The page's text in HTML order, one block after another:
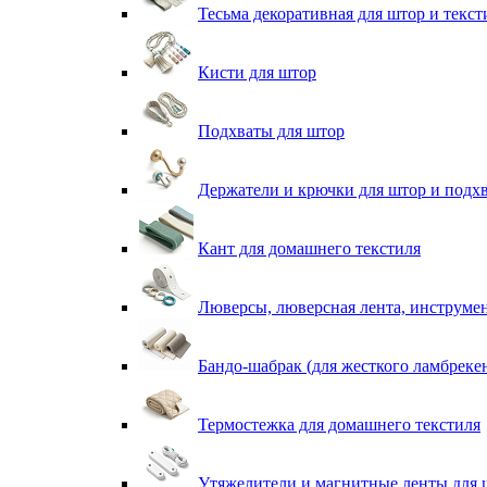
Тесьма декоративная для штор и
Кисти для штор
Подхваты для штор
Держатели и крючки для штор и
Кант для домашнего текстиля
Люверсы, люверсная лента,
Бандо-шабрак (для жесткого
Термостежка для домашнего текстиля
Утяжелители и магнитные ленты для